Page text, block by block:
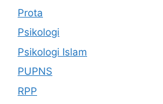
Prota
Psikologi
Psikologi Islam
PUPNS
RPP